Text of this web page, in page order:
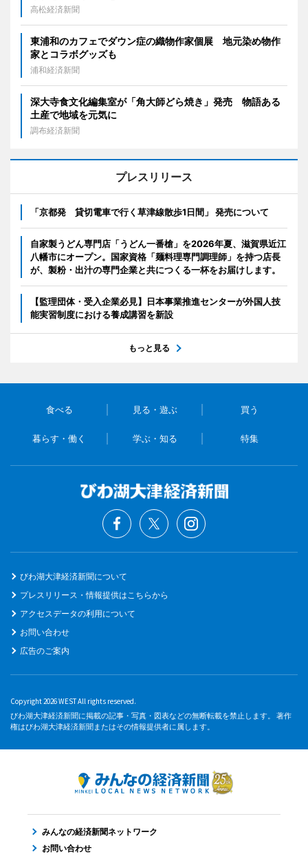
高松経済新聞
東浦和のカフェでダウン症の織物作家個展 地元染め物作
家とコラボグッズも
浦和経済新聞
深大寺食文化編集室が「角大師どら焼き」発売 物語ある
土産で地域を元気に
調布経済新聞
プレスリリース
「京都発 貸切電車で行く草津線散歩1日間」 発売について
自家製うどん専門店「うどん一番槍」を2026年夏、滋賀県近江
八幡市にオープン。国家資格「麺料理専門調理師」を持つ店長
が、製粉・出汁の専門企業と共につくる一杯をお届けします。
【監理団体・受入企業必見】日本事業推進センターが外国人技
能実習制度における養成講習を新設
もっと見る
食べる 見る・遊ぶ 買う
暮らす・働く 学ぶ・知る 特集
びわ湖大津経済新聞について
プレスリリース・情報提供はこちらから
アクセスデータの利用について
お問い合わせ
広告のご案内
Copyright 2026 WEST All rights reserved.
びわ湖大津経済新聞に掲載の記事・写真・図表などの無断転載を禁止します。 著作
権はびわ湖大津経済新聞またはその情報提供者に属します。
みんなの経済新聞ネットワーク
お問い合わせ